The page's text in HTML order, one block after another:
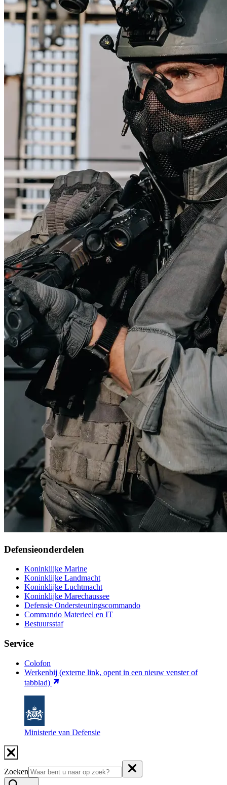
Defensieonderdelen
Koninklijke Marine
Koninklijke Landmacht
Koninklijke Luchtmacht
Koninklijke Marechaussee
Defensie Ondersteuningscommando
Commando Materieel en IT
Bestuursstaf
Service
Colofon
Werkenbij (externe link, opent in een nieuw venster of
tabblad)
Ministerie van Defensie
Zoeken